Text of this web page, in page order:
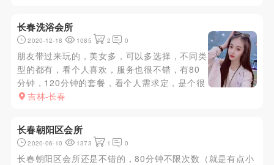
试，我是下午去的，...
长春洗浴会所
2020-12-18 1085 2 0
朋友带过来玩的，美女多，可以多选择，不同类
型的都有，看个人喜欢，服务也很不错，有80
分钟，120分钟的套餐，看个人需求定，是个很
不错的选择。
吉林-长春
长春朝阳区会所
2020-06-10 1373 1 0
长春朝阳区会所还是不错的，80分钟不限次数（就是有点小